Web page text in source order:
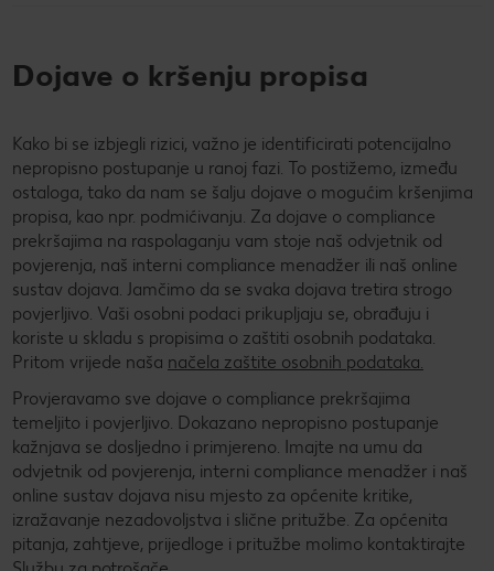
Dojave o kršenju propisa
Kako bi se izbjegli rizici, važno je identificirati potencijalno
nepropisno postupanje u ranoj fazi. To postižemo, između
ostaloga, tako da nam se šalju dojave o mogućim kršenjima
propisa, kao npr. podmićivanju. Za dojave o compliance
prekršajima na raspolaganju vam stoje naš odvjetnik od
povjerenja, naš interni compliance menadžer ili naš online
sustav dojava. Jamčimo da se svaka dojava tretira strogo
povjerljivo. Vaši osobni podaci prikupljaju se, obrađuju i
koriste u skladu s propisima o zaštiti osobnih podataka.
Pritom vrijede naša načela zaštite osobnih podataka.
Provjeravamo sve dojave o compliance prekršajima
temeljito i povjerljivo. Dokazano nepropisno postupanje
kažnjava se dosljedno i primjereno. Imajte na umu da
odvjetnik od povjerenja, interni compliance menadžer i naš
online sustav dojava nisu mjesto za općenite kritike,
izražavanje nezadovoljstva i slične pritužbe. Za općenita
pitanja, zahtjeve, prijedloge i pritužbe molimo kontaktirajte